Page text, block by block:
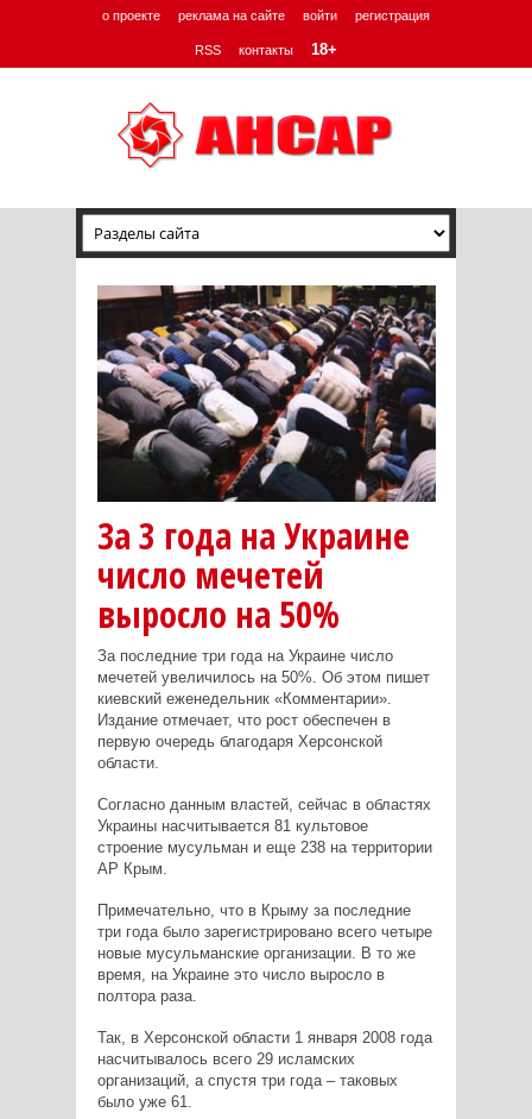
о проекте реклама на сайте войти регистрация
RSS контакты 18+
За 3 года на Украине
число мечетей
выросло на 50%
За последние три года на Украине число
мечетей увеличилось на 50%. Об этом пишет
киевский еженедельник «Комментарии».
Издание отмечает, что рост обеспечен в
первую очередь благодаря Херсонской
области.
Согласно данным властей, сейчас в областях
Украины насчитывается 81 культовое
строение мусульман и еще 238 на территории
АР Крым.
Примечательно, что в Крыму за последние
три года было зарегистрировано всего четыре
новые мусульманские организации. В то же
время, на Украине это число выросло в
полтора раза.
Так, в Херсонской области 1 января 2008 года
насчитывалось всего 29 исламских
организаций, а спустя три года – таковых
было уже 61.